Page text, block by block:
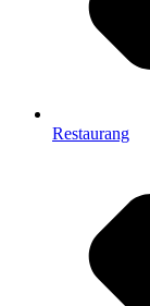
Restaurang